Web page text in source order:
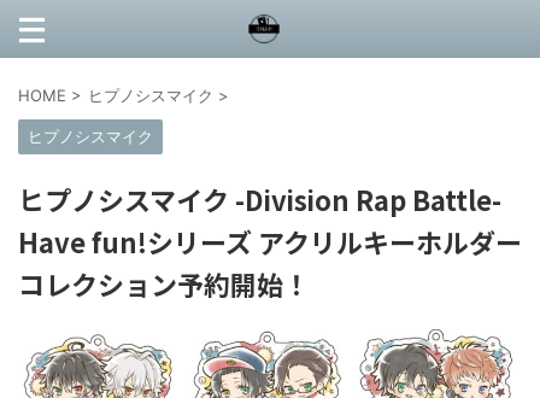
HOME > ヒプノシスマイク >
ヒプノシスマイク
ヒプノシスマイク -Division Rap Battle-
Have fun!シリーズ アクリルキーホルダー
コレクション予約開始！